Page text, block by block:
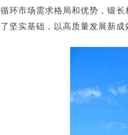
循环市场需求格局和优势，锻
了坚实基础，以高质量发展新成